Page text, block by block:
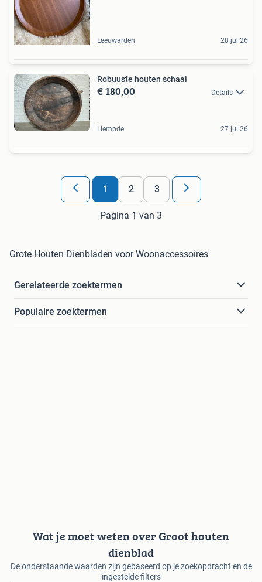
Leeuwarden 28 jul 26
Robuuste houten schaal
€ 180,00 Details
Liempde 27 jul 26
1 2 3
Pagina 1 van 3
Grote Houten Dienbladen voor Woonaccessoires
Gerelateerde zoektermen
Populaire zoektermen
Wat je moet weten over Groot houten
dienblad
De onderstaande waarden zijn gebaseerd op je zoekopdracht en de
ingestelde filters